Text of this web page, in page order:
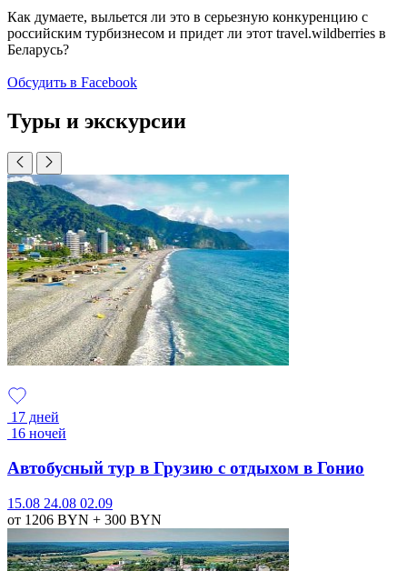
Как думаете, выльется ли это в серьезную конкуренцию с
российским турбизнесом и придет ли этот travel.wildberries в
Беларусь?
Обсудить в Facebook
Туры и экскурсии
17 дней
16 ночей
Автобусный тур в Грузию с отдыхом в Гонио
15.08 24.08 02.09
от 1206 BYN + 300 BYN